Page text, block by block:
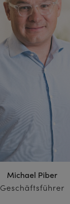
Michael Piber
Geschäftsführer